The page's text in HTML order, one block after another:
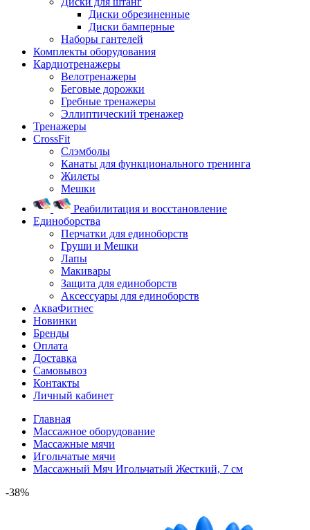
Диски обрезиненные
Диски бамперные
Наборы гантелей
Комплекты оборудования
Кардиотренажеры
Велотренажеры
Беговые дорожки
Гребные тренажеры
Эллиптический тренажер
Тренажеры
CrossFit
Слэмболы
Канаты для функционального тренинга
Жилеты
Мешки
Реабилитация и восстановление
Единоборства
Перчатки для единоборств
Груши и Мешки
Лапы
Макивары
Защита для единоборств
Аксессуары для единоборств
АкваФитнес
Новинки
Бренды
Оплата
Доставка
Самовывоз
Контакты
Личный кабинет
Главная
Массажное оборудование
Массажные мячи
Игольчатые мячи
Массажный Мяч Игольчатый Жесткий, 7 см
-38%